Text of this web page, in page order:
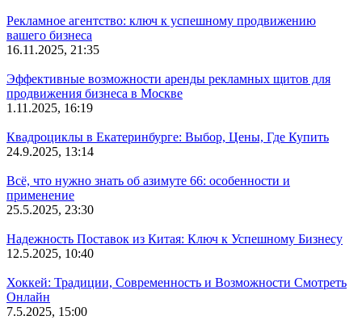
Рекламное агентство: ключ к успешному продвижению
вашего бизнеса
16.11.2025, 21:35
Эффективные возможности аренды рекламных щитов для
продвижения бизнеса в Москве
1.11.2025, 16:19
Квадроциклы в Екатеринбурге: Выбор, Цены, Где Купить
24.9.2025, 13:14
Всё, что нужно знать об азимуте 66: особенности и
применение
25.5.2025, 23:30
Надежность Поставок из Китая: Ключ к Успешному Бизнесу
12.5.2025, 10:40
Хоккей: Традиции, Современность и Возможности Смотреть
Онлайн
7.5.2025, 15:00